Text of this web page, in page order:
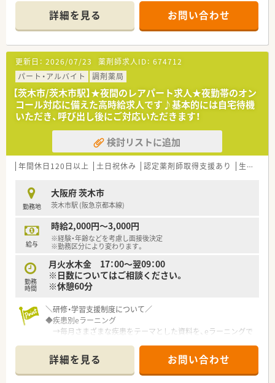
＊------------------------------------------＊
【店舗情報と応需状況について】
■阪急京都本線の茨木市駅から徒歩で3分ほどの場所に位置して
おり、天候が悪い日でもストレスなく毎日の通勤が可能です。
■近隣の複数のクリニックより内科や産科および婦人科をはじ
め、皮膚科や整形外科、外科など多岐にわたる科目を応需しま
す。
■外来の処方箋枚数は1日あたり40枚から50枚となっており、そ
れとは別に30名程度の施設在宅業務にも注力しています。
【想定される業務内容】
■多科目の面処方箋に基づく正確な調剤業務や監査業務をはじ
め、来局された患者様への親切で丁寧な服薬指導を行います。
■高齢者施設へ入所されている約30名の患者様を対象とした、
お薬のセットや訪問服薬管理といった在宅医療業務に携わりま
■管理薬剤師として、店舗にある医薬品の在庫管理のほか、本部
と連携を取りながら日々の薬局運営に関する実務を行います。
【職場環境と雰囲気】
■店舗には常勤薬剤師4名とパート薬剤師2名が在籍しており、
常時2名から4名の手厚い体制でゆとりを持って勤務できます。
■土曜日も薬剤師3名と事務スタッフ1名から2名体制で稼働し
ているため、一人薬剤師になる時間がなく質問しやすい環境で
す。
■会社の利益よりもまず患者様を第一に考える理念が浸透して
す。
詳細を見る お問い合わせ
更新日： 2026/07/23 薬剤師求人ID： 674712
パート・アルバイト
調剤薬局
【茨木市/茨木市駅】★夜間のレアパート求人★夜勤帯のオン
コール対応に備えた高時給求人です♪基本的には自宅待機
いただき、呼び出し後にご対応いただきます！
検討リストに追加
年間休日120日以上 土日祝休み 認定薬剤師取得支援あり 生活環境充実
勤務地
大阪府 茨木市
茨木市駅 (阪急京都本線)
給与
時給2,000円～3,000円
※経験・年齢などを考慮し面接後決定
※勤務区分により変わります。
勤務
時間
月火水木金 17：00～翌09：00
※日数についてはご相談ください。
※休憩60分
＼研修・学習支援制度について／
◆疾患別eラーニング
→毎月さまざまな疾患をテーマとした資料を、eラーニングで
◆地区研修担当者主催の処方解析
→各事業部で、地区の研修担当者が主催となり、主に若手薬剤
師を対象とした処方解析や症例検討会を開催しています！
詳細を見る お問い合わせ